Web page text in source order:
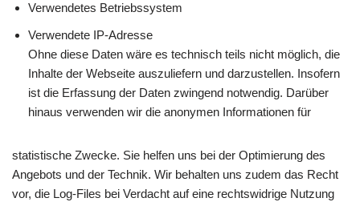
Verwendetes Betriebssystem
Verwendete IP-Adresse
Ohne diese Daten wäre es technisch teils nicht möglich, die
Inhalte der Webseite auszuliefern und darzustellen. Insofern
ist die Erfassung der Daten zwingend notwendig. Darüber
hinaus verwenden wir die anonymen Informationen für
statistische Zwecke. Sie helfen uns bei der Optimierung des
Angebots und der Technik. Wir behalten uns zudem das Recht
vor, die Log-Files bei Verdacht auf eine rechtswidrige Nutzung